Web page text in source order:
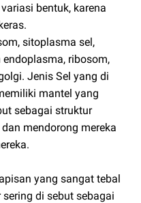
bentuk, karena
sitoplasma sel,
ribosom,
Jenis Sel yang di
mantel yang
sebagai struktur
mendorong mereka
yang sangat tebal
di sebut sebagai